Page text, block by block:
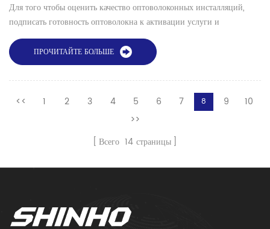
Для того чтобы оценить качество оптоволоконных инсталляций,
подписать готовность оптоволокна к активации услуги и
обеспечить дальнейшую стабильную работу оптоволоконных линий,
необходимо использовать некоторые базовые методы и инструменты
тестирования оптоволокна. Есть несколько важных вещей, которые
необходимо измерить, оценить и проверить: 1. Обнаружение
торцевой поверхности волокна При соед...
ПРОЧИТАЙТЕ БОЛЬШЕ
<< 1 2 3 4 5 6 7 8 9
10
>>
Всего 14 страницы